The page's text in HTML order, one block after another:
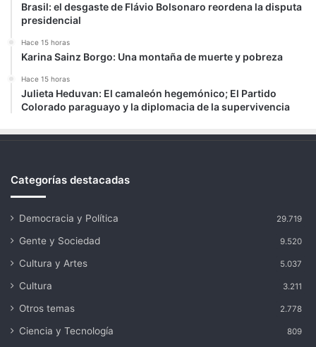
Brasil: el desgaste de Flávio Bolsonaro reordena la disputa
presidencial
Hace 15 horas
Karina Sainz Borgo: Una montaña de muerte y pobreza
Hace 15 horas
Julieta Heduvan: El camaleón hegemónico; El Partido
Colorado paraguayo y la diplomacia de la supervivencia
Categorías destacadas
Democracia y Política 29.719
Gente y Sociedad 9.520
Cultura y Artes 5.037
Cultura 3.211
Otros temas 2.778
Ciencia y Tecnología 809